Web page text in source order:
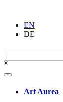
EN
DE
Suchen
nach:
×
Art Aurea